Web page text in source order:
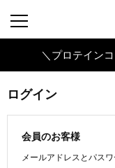
＼プロテイン
ログイン
会員のお客様
メールアドレスとパス